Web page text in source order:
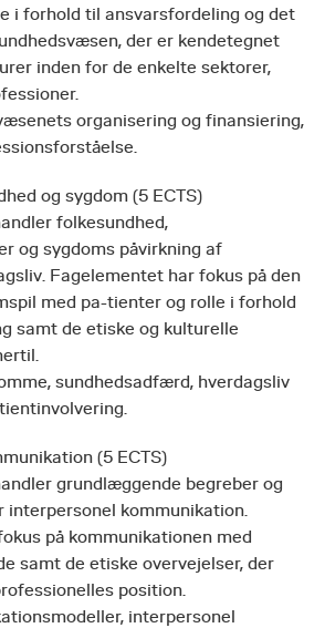
i forhold til ansvarsfordeling og det
der er kendetegnet
inden for de enkelte sektorer,
organisering og finansiering,
og sygdom (5 ECTS)
folkesundhed,
og sygdoms påvirkning af
Fagelementet har fokus på den
med pa-tienter og rolle i forhold
samt de etiske og kulturelle
sundhedsadfærd, hverdagsliv
(5 ECTS)
grundlæggende begreber og
interpersonel kommunikation.
på kommunikationen med
samt de etiske overvejelser, der
position.
interpersonel